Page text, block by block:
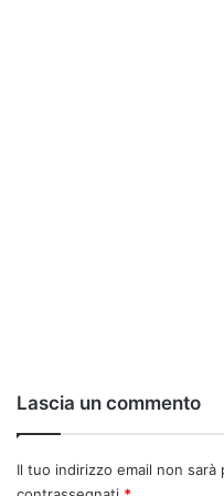
Lascia un commento
Il tuo indirizzo email non sarà